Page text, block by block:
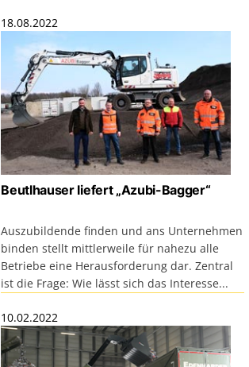
18.08.2022
Beutlhauser liefert „Azubi-Bagger“
Auszubildende finden und ans Unternehmen
binden stellt mittlerweile für nahezu alle
Betriebe eine Herausforderung dar. Zentral
ist die Frage: Wie lässt sich das Interesse...
10.02.2022